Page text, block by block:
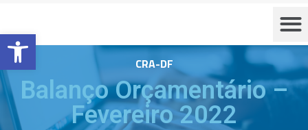
Barra de Ferramentas Aberta
CRA-DF
Balanço Orçamentário –
Fevereiro 2022